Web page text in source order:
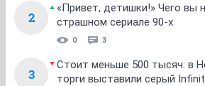
2
«Привет, детишки!» Чего вы
страшном сериале 90-х
0 3
3
Стоит меньше 500 тысяч: в
торги выставили серый